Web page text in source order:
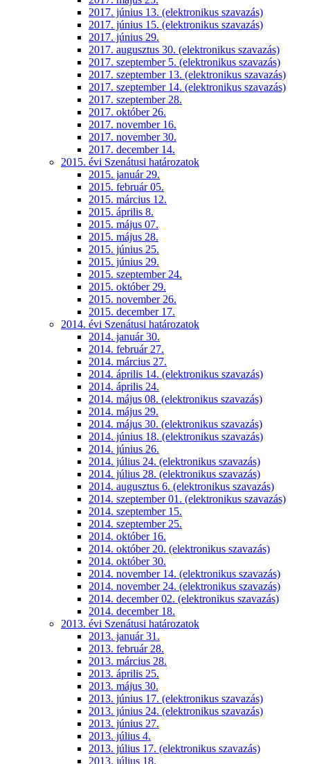
2017. június 13. (elektronikus szavazás)
2017. június 15. (elektronikus szavazás)
2017. június 29.
2017. augusztus 30. (elektronikus szavazás)
2017. szeptember 5. (elektronikus szavazás)
2017. szeptember 13. (elektronikus szavazás)
2017. szeptember 14. (elektronikus szavazás)
2017. szeptember 28.
2017. október 26.
2017. november 16.
2017. november 30.
2017. december 14.
2015. évi Szenátusi határozatok
2015. január 29.
2015. február 05.
2015. március 12.
2015. április 8.
2015. május 07.
2015. május 28.
2015. június 25.
2015. június 29.
2015. szeptember 24.
2015. október 29.
2015. november 26.
2015. december 17.
2014. évi Szenátusi határozatok
2014. január 30.
2014. február 27.
2014. március 27.
2014. április 14. (elektronikus szavazás)
2014. április 24.
2014. május 08. (elektronikus szavazás)
2014. május 29.
2014. május 30. (elektronikus szavazás)
2014. június 18. (elektronikus szavazás)
2014. június 26.
2014. július 24. (elektronikus szavazás)
2014. július 28. (elektronikus szavazás)
2014. augusztus 6. (elektronikus szavazás)
2014. szeptember 01. (elektronikus szavazás)
2014. szeptember 15.
2014. szeptember 25.
2014. október 16.
2014. október 20. (elektronikus szavazás)
2014. október 30.
2014. november 14. (elektronikus szavazás)
2014. november 24. (elektronikus szavazás)
2014. december 02. (elektronikus szavazás)
2014. december 18.
2013. évi Szenátusi határozatok
2013. január 31.
2013. február 28.
2013. március 28.
2013. április 25.
2013. május 30.
2013. június 17. (elektronikus szavazás)
2013. június 24. (elektronikus szavazás)
2013. június 27.
2013. július 4.
2013. július 17. (elektronikus szavazás)
2013. július 18.